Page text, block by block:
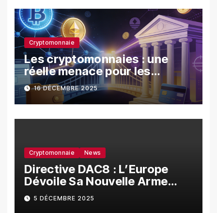
Cryptomonnaie
Les cryptomonnaies : une
réelle menace pour les
banques ?
16 DÉCEMBRE 2025
Cryptomonnaie News
Directive DAC8 : L’Europe
Dévoile Sa Nouvelle Arme
Contre La Fraude Fiscale
Crypto
5 DÉCEMBRE 2025